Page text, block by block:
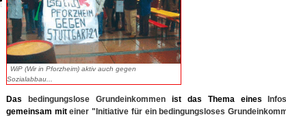
WiP (Wir in Pforzheim) aktiv auch gegen
Sozialabbau...
Das bedingungslose Grundeinkommen ist das Thema eines
gemeinsam miteiner "Initiative für ein bedingungsloses